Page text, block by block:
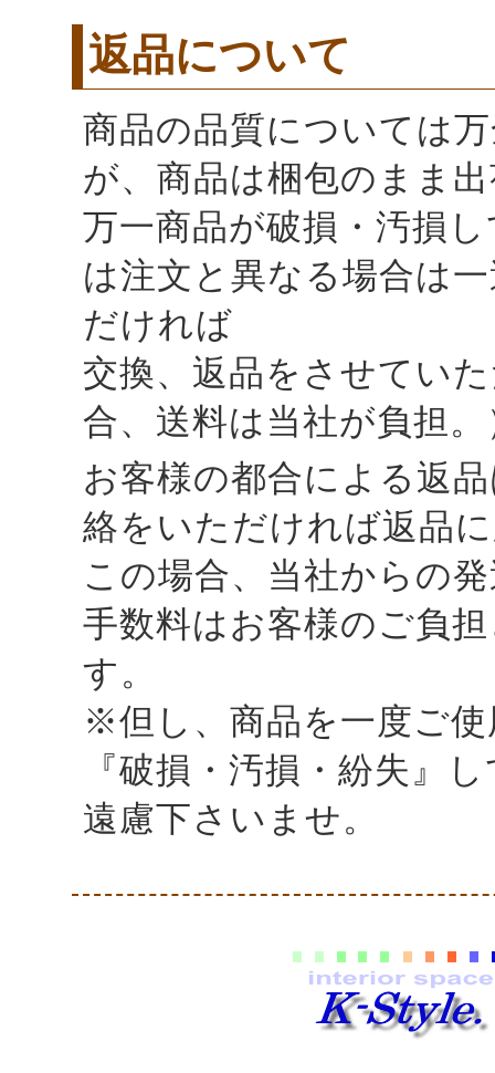
返品について
商品の品質については
が、商品は梱包のまま
万一商品が破損・汚損
は注文と異なる場合は
だければ
交換、返品をさせてい
合、送料は当社が負担。
お客様の都合による返
絡をいただければ返品
この場合、当社からの
手数料はお客様のご負
す。
※但し、商品を一度ご
『破損・汚損・紛失』
遠慮下さいませ。